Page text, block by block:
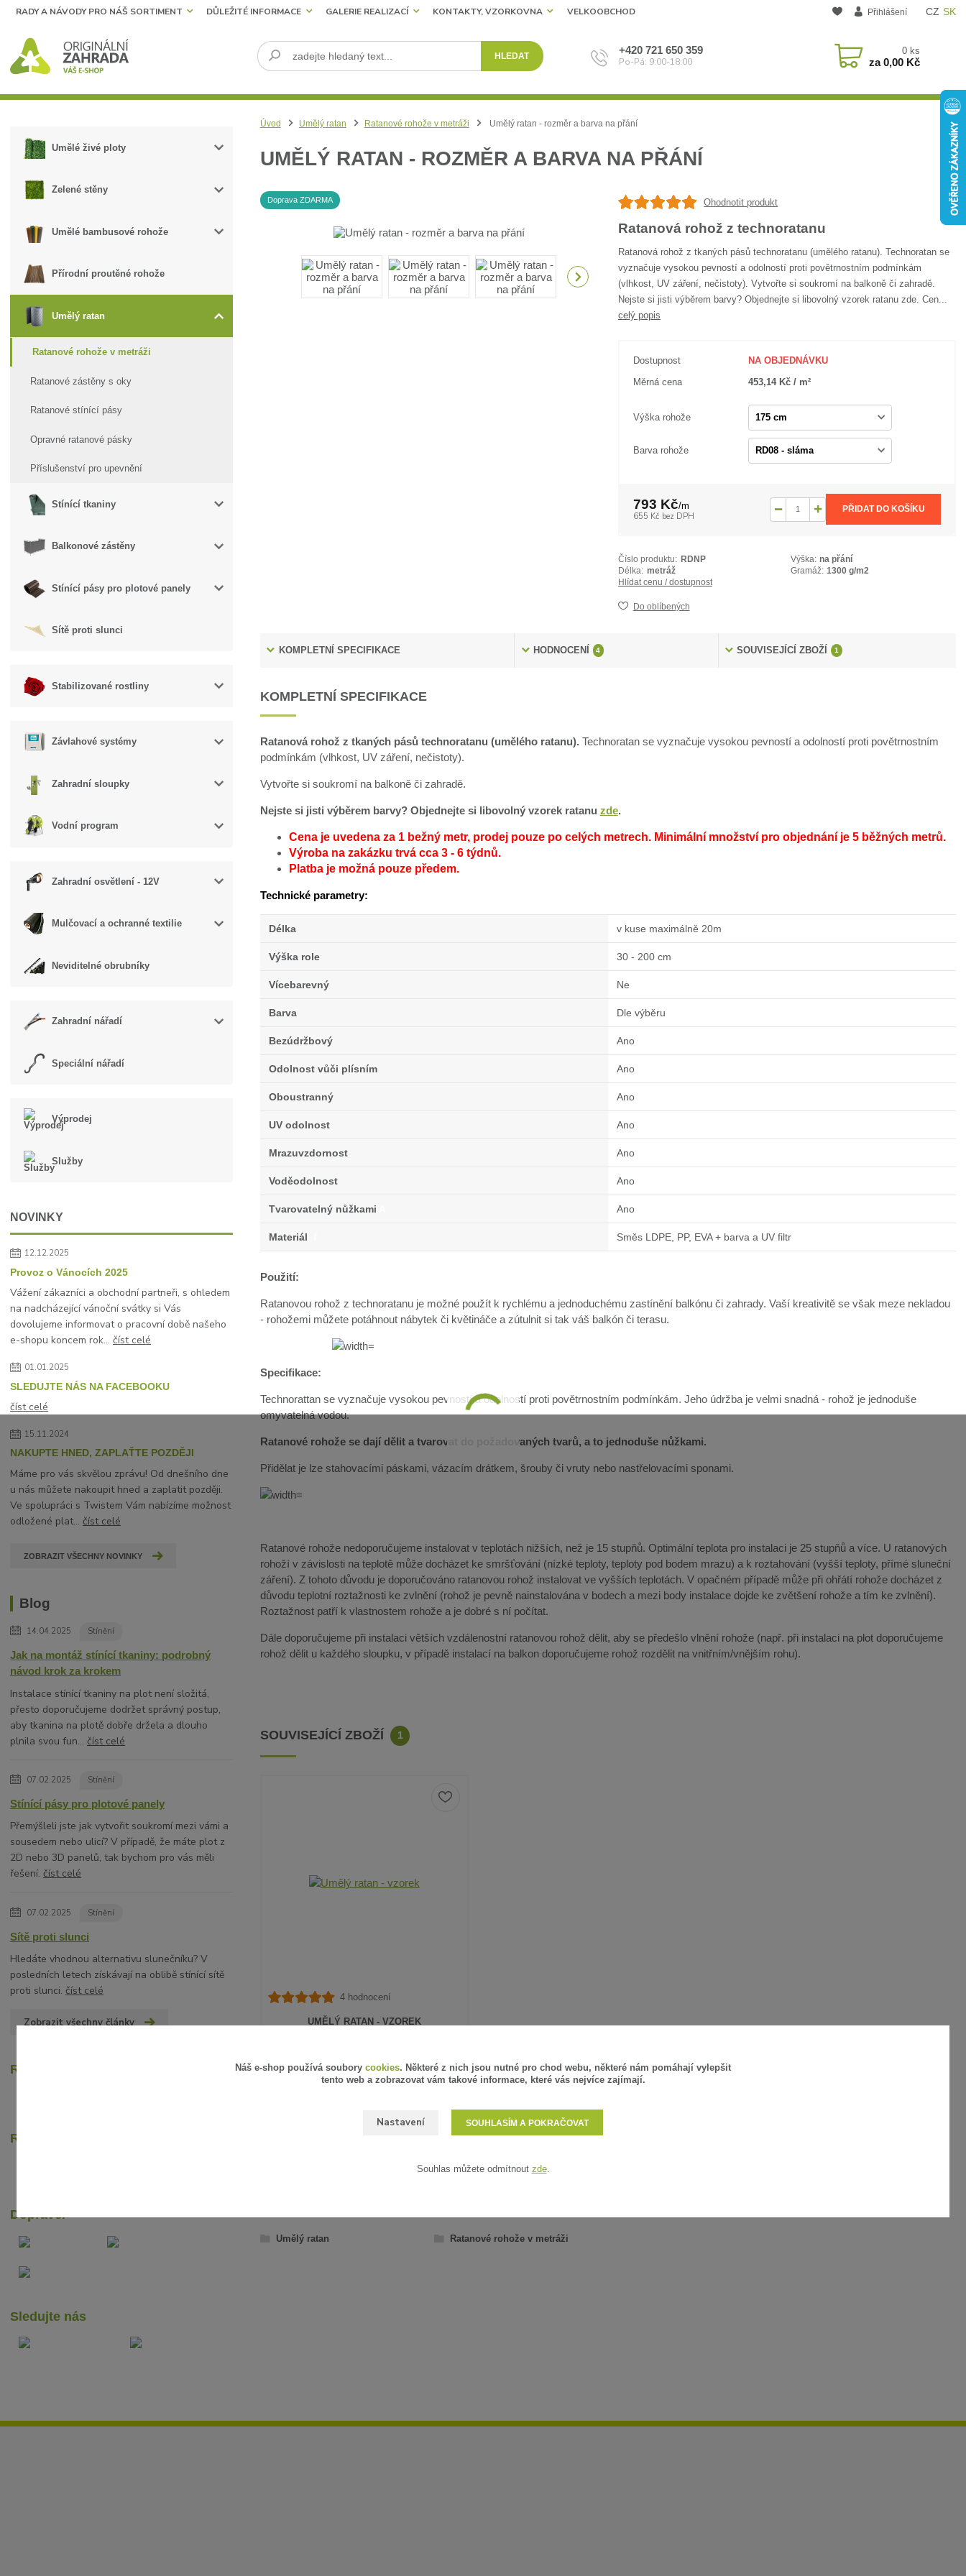
CZ SK
RADY A NÁVODY PRO NÁŠ SORTIMENT DŮLEŽITÉ INFORMACE GALERIE REALIZACÍ KONTAKTY, VZORKOVNA VELKOOBCHOD Přihlášení
HLEDAT +420 721 650 359
Po-Pá: 9:00-18:00
0 ks
za0,00 Kč
Umělé živé ploty
Zelené stěny
Umělé bambusové rohože
Přírodní proutěné rohože
Umělý ratan
Ratanové rohože v metráži
Ratanové zástěny s oky
Ratanové stínící pásy
Opravné ratanové pásky
Příslušenství pro upevnění
Stínící tkaniny
Balkonové zástěny
Stínící pásy pro plotové panely
Sítě proti slunci
Stabilizované rostliny
Závlahové systémy
Zahradní sloupky
Vodní program
Zahradní osvětlení - 12V
Mulčovací a ochranné textilie
Neviditelné obrubníky
Zahradní nářadí
Speciální nářadí
Výprodej
Služby
NOVINKY
12.12.2025
Provoz o Vánocích 2025
Vážení zákazníci a obchodní partneři, s ohledem
na nadcházející vánoční svátky si Vás
dovolujeme informovat o pracovní době našeho
e-shopu koncem rok...číst celé
01.01.2025
SLEDUJTE NÁS NA FACEBOOKU
číst celé
15.11.2024
NAKUPTE HNED, ZAPLAŤTE POZDĚJI
Máme pro vás skvělou zprávu! Od dnešního dne
u nás můžete nakoupit hned a zaplatit později.
Ve spolupráci s Twistem Vám nabízíme možnost
odložené plat...číst celé
ZOBRAZIT VŠECHNY NOVINKY
Blog
14.04.2025 Stínění
Jak na montáž stínící tkaniny: podrobný
návod krok za krokem
Instalace stínící tkaniny na plot není složitá,
přesto doporučujeme dodržet správný postup,
aby tkanina na plotě dobře držela a dlouho
plnila svou fun...číst celé
07.02.2025 Stínění
Stínící pásy pro plotové panely
Přemýšleli jste jak vytvořit soukromí mezi vámi a
sousedem nebo ulicí? V případě, že máte plot z
2D nebo 3D panelů, tak bychom pro vás měli
řešení.číst celé
07.02.2025 Stínění
Sítě proti slunci
Hledáte vhodnou alternativu slunečníku? V
posledních letech získávají na oblibě stínící sítě
proti slunci.číst celé
Zobrazit všechny články
Recenze zákazníků
Rychlé online platby
Dopravci
Sledujte nás
Úvod Umělý ratan Ratanové rohože v metráži Umělý ratan - rozměr a barva na přání
UMĚLÝ RATAN - ROZMĚR A BARVA NA PŘÁNÍ
Doprava ZDARMA Ohodnotit produkt
Ratanová rohož z technoratanu
Ratanová rohož z tkaných pásů technoratanu (umělého ratanu). Technoratan se
vyznačuje vysokou pevností a odolností proti povětrnostním podmínkám
(vlhkost, UV záření, nečistoty). Vytvořte si soukromí na balkoně či zahradě.
Nejste si jisti výběrem barvy? Objednejte si libovolný vzorek ratanu zde. Cen...
celý popis
Dostupnost NA OBJEDNÁVKU
Měrná cena 453,14 Kč / m²
Výška rohože
Barva rohože
793 Kč/m
655 Kč bez DPH
PŘIDAT DO KOŠÍKU
Číslo produktu: RDNP Výška: na přání
Délka: metráž Gramáž: 1300 g/m2
Hlídat cenu / dostupnost
Do oblíbených
KOMPLETNÍ SPECIFIKACE HODNOCENÍ 4 SOUVISEJÍCÍ ZBOŽÍ 1
KOMPLETNÍ SPECIFIKACE
Ratanová rohož z tkaných pásů technoratanu (umělého ratanu).Technoratan se vyznačuje vysokou pevností a odolností proti povětrnostním
podmínkám (vlhkost, UV záření, nečistoty).
Vytvořte si soukromí na balkoně či zahradě.
Nejste si jisti výběrem barvy? Objednejte si libovolný vzorek ratanu zde.
Cena je uvedena za 1 bežný metr, prodej pouze po celých metrech. Minimální množství pro objednání je 5 běžných metrů.
Výroba na zakázku trvá cca 3 - 6 týdnů.
Platba je možná pouze předem.
Technické parametry:
Délka v kuse maximálně 20m
Výška role 30 - 200 cm
Vícebarevný Ne
Barva Dle výběru
Bezúdržbový Ano
Odolnost vůči plísním Ano
Oboustranný Ano
UV odolnost Ano
Mrazuvzdornost Ano
Voděodolnost Ano
Tvarovatelný nůžkami Ano
Materiál Směs LDPE, PP, EVA + barva a UV filtr
Použití:
Ratanovou rohož z technoratanu je možné použít k rychlému a jednoduchému zastínění balkónu či zahrady. Vaší kreativitě se však meze nekladou
- rohožemi můžete potáhnout nábytek či květináče a zútulnit si tak váš balkón či terasu.
Specifikace:
Technorattan se vyznačuje vysokou pevností a odolností proti povětrnostním podmínkám. Jeho údržba je velmi snadná - rohož je jednoduše
omyvatelná vodou.
Ratanové rohože se dají dělit a tvarovat do požadovaných tvarů, a to jednoduše nůžkami.
Přidělat je lze stahovacími páskami, vázacím drátkem, šrouby či vruty nebo nastřelovacími sponami.
Ratanové rohože nedoporučujeme instalovat v teplotách nižších, než je 15 stupňů. Optimální teplota pro instalaci je 25 stupňů a více. U ratanových
rohoží v závislosti na teplotě může docházet ke smršťování (nízké teploty, teploty pod bodem mrazu) a k roztahování (vyšší teploty, přímé sluneční
záření). Z tohoto důvodu je doporučováno ratanovou rohož instalovat ve vyšších teplotách. V opačném případě může při ohřátí rohože docházet z
důvodu teplotní roztažnosti ke zvlnění (rohož je pevně nainstalována v bodech a mezi body instalace dojde ke zvětšení rohože a tím ke zvlnění).
Roztažnost patří k vlastnostem rohože a je dobré s ní počítat.
Dále doporučujeme při instalaci větších vzdálenostní ratanovou rohož dělit, aby se předešlo vlnění rohože (např. při instalaci na plot doporučujeme
rohož dělit u každého sloupku, v případě instalací na balkon doporučujeme rohož rozdělit na vnitřním/vnějším rohu).
SOUVISEJÍCÍ ZBOŽÍ 1
4 hodnocení
UMĚLÝ RATAN - VZOREK
12 Kč bez DPH
Umělý ratan Ratanové rohože v metráži
Náš e-shop používá soubory cookies. Některé z nich jsou nutné pro chod webu, některé nám pomáhají vylepšit
tento web a zobrazovat vám takové informace, které vás nejvíce zajímají.
Nastavení SOUHLASÍM A POKRAČOVAT
Souhlas můžete odmítnout zde.